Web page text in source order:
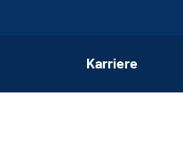
Karriere